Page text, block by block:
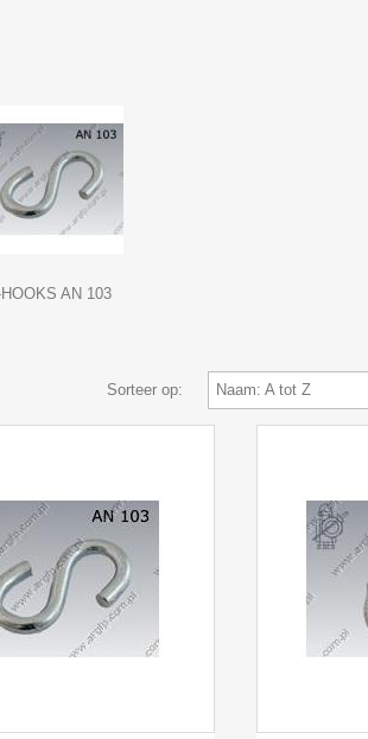
AN 103
Sorteer op: Naam: A tot Z